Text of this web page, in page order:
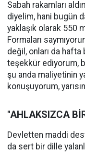
Sabah rakamları
diyelim, hani bugün
yaklaşık olarak 550
Formaları
değil, onları da hafta
teşekkür ediyorum,
şu anda maliyetinin
konuşuyorum,
"AHLAKSIZCA
Devletten maddi
da sert bir dille